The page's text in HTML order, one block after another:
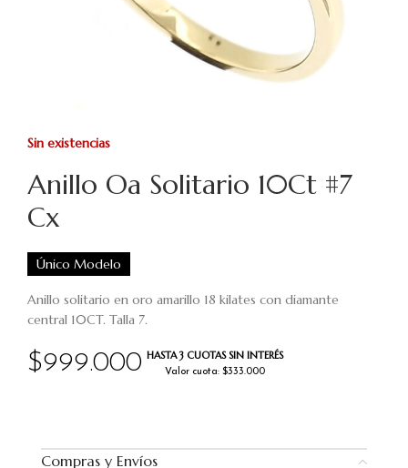
Anillo Oa Solitario 10Ct #7
Cx
$999.000 HASTA 3 CUOTAS SIN INTERÉS
Valor cuota: $333.000
Único Modelo
Anillo solitario en oro amarillo 18 kilates con diamante
central 10CT. Talla 7.
Sin existencias
Compras y Envíos